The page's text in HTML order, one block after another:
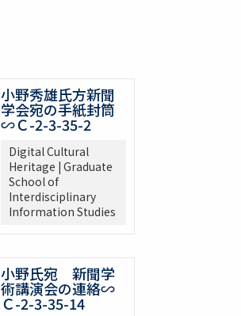
小野秀雄氏方新聞
学会宛の手紙封筒
∽Ｃ-2-3-35-2
Digital Cultural
Heritage | Graduate
School of
Interdisciplinary
Information Studies
小野氏宛 新聞学
術講演会の連絡∽
Ｃ-2-3-35-14